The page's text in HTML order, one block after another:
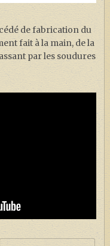
de fabrication du
fait à la main, de la
par les soudures